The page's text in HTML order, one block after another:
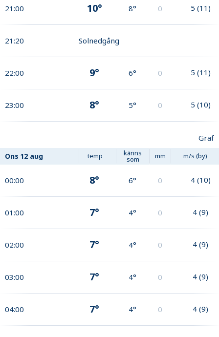
21:00 10° 8° 0 5 (11)
21:20 Solnedgång
22:00 9° 6° 0 5 (11)
23:00 8° 5° 0 5 (10)
Graf
Ons 12 aug temp känns
som mm m/s (by)
00:00 8° 6° 0 4 (10)
01:00 7° 4° 0 4 (9)
02:00 7° 4° 0 4 (9)
03:00 7° 4° 0 4 (9)
04:00 7° 4° 0 4 (9)